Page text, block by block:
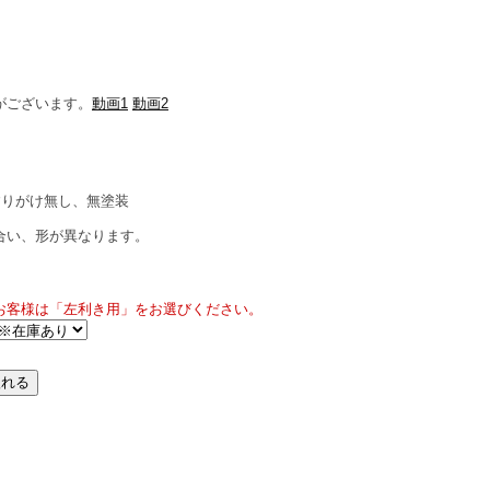
ざいます。 動画1 動画2
がけ無し、無塗装
、形が異なります。
様は「左利き用」をお選びください。